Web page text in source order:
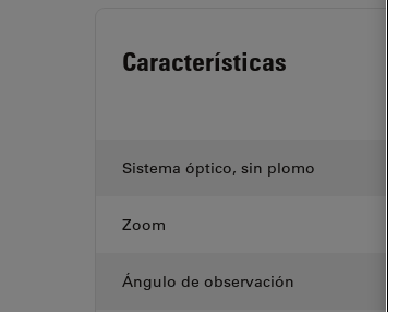
Características
Sistema óptico, sin plomo
Zoom
Ángulo de observación